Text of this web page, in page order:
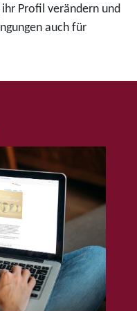
Profil verändern und
auch für